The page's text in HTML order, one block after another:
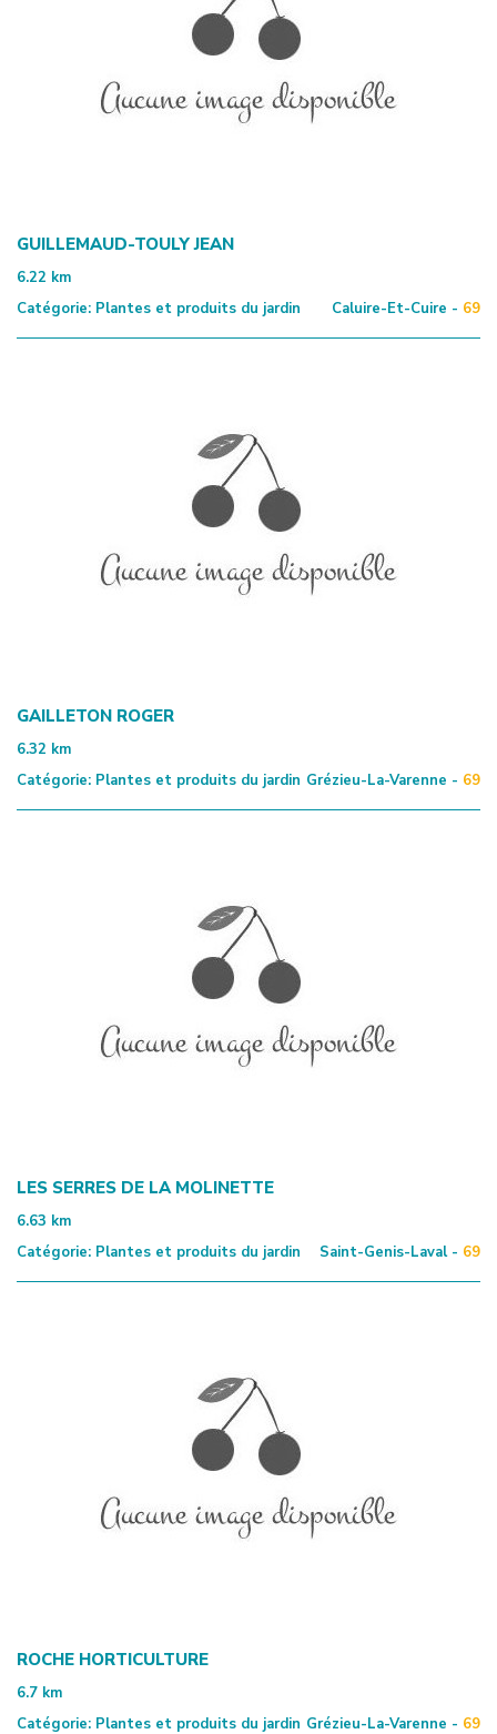
GUILLEMAUD-TOULY JEAN
6.22 km
Catégorie: Plantes et produits du jardin Caluire-Et-Cuire - 69
GAILLETON ROGER
6.32 km
Catégorie: Plantes et produits du jardin Grézieu-La-Varenne - 69
LES SERRES DE LA MOLINETTE
6.63 km
Catégorie: Plantes et produits du jardin Saint-Genis-Laval - 69
ROCHE HORTICULTURE
6.7 km
Catégorie: Plantes et produits du jardin Grézieu-La-Varenne - 69